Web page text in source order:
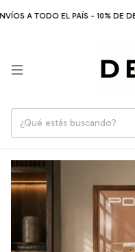
A TODO EL PAÍS - 10% DE